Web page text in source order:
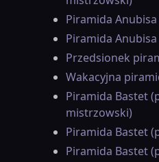
Piramida
Piramida
Przedsionek
Wakacyjna
Piramida Bastet
mistrzowski)
Piramida Bastet
Piramida Bastet